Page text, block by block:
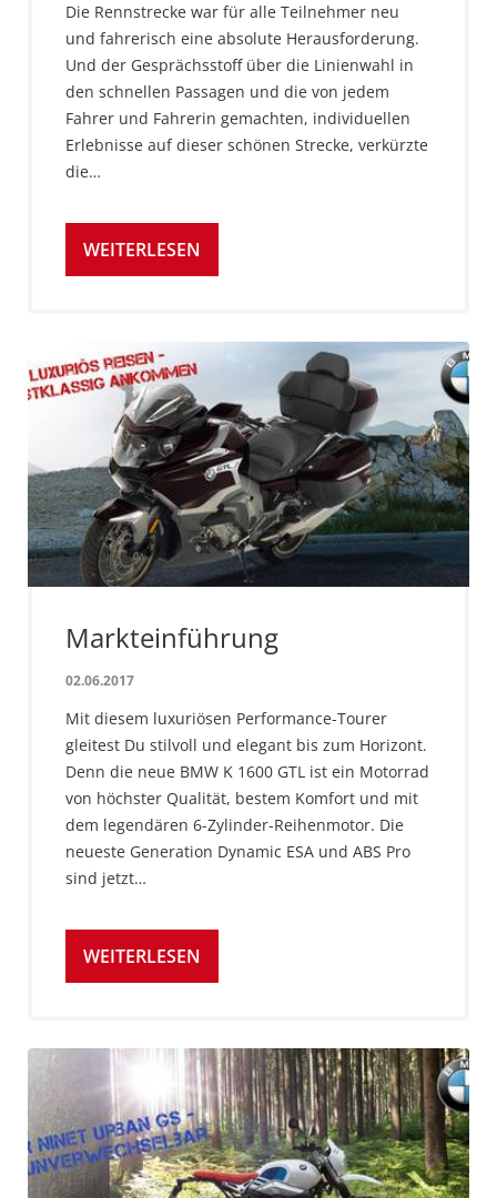
Die Rennstrecke war für alle Teilnehmer neu
und fahrerisch eine absolute Herausforderung.
Und der Gesprächsstoff über die Linienwahl in
den schnellen Passagen und die von jedem
Fahrer und Fahrerin gemachten, individuellen
Erlebnisse auf dieser schönen Strecke, verkürzte
die…
WEITERLESEN
Markteinführung
02.06.2017
Mit diesem luxuriösen Performance-Tourer
gleitest Du stilvoll und elegant bis zum Horizont.
Denn die neue BMW K 1600 GTL ist ein Motorrad
von höchster Qualität, bestem Komfort und mit
dem legendären 6-Zylinder-Reihenmotor. Die
neueste Generation Dynamic ESA und ABS Pro
sind jetzt…
WEITERLESEN